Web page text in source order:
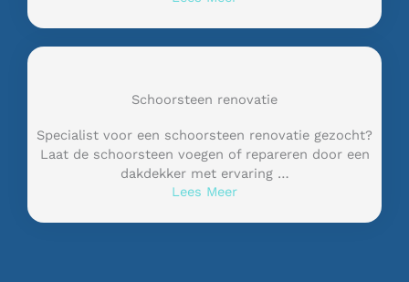
Schoorsteen renovatie
Specialist voor een schoorsteen renovatie gezocht?
Laat de schoorsteen voegen of repareren door een
dakdekker met ervaring …
Lees Meer